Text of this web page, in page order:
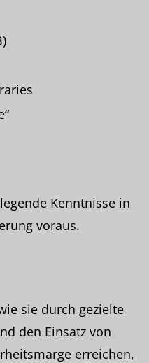
Kenntnisse in
voraus.
sie durch gezielte
den Einsatz von
erreichen,